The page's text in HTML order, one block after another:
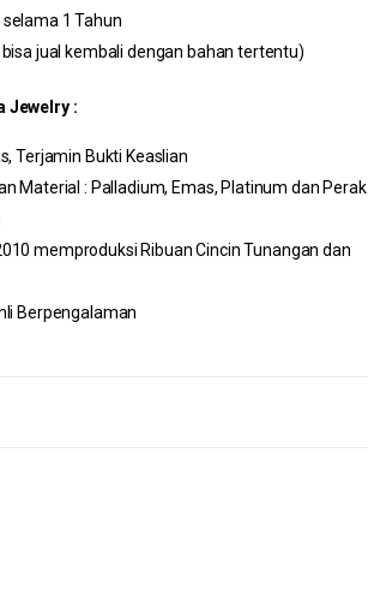
selama 1 Tahun
bisa jual kembali dengan bahan tertentu)
Jewelry :
Terjamin Bukti Keaslian
Material : Palladium, Emas, Platinum dan Perak
memproduksi Ribuan Cincin Tunangan dan
Berpengalaman